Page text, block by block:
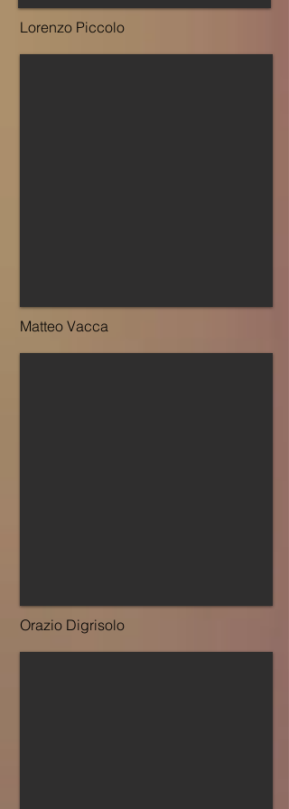
Lorenzo Piccolo
Matteo Vacca
Orazio Digrisolo